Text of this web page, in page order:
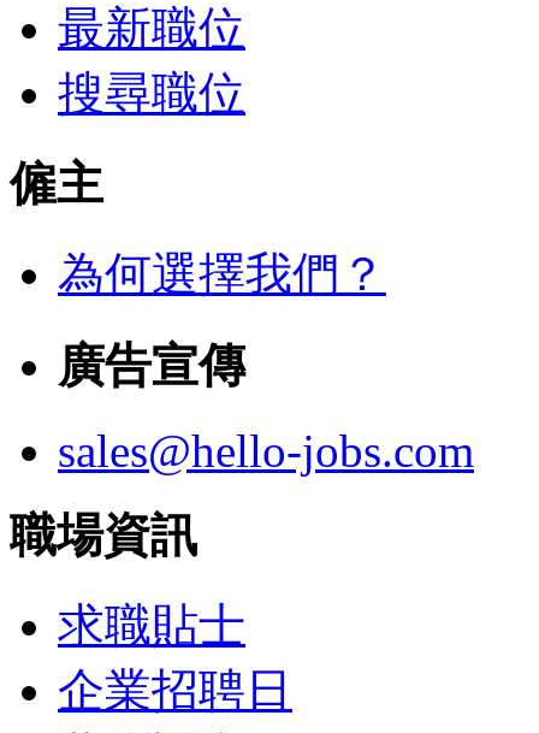
最新職位
搜尋職位
僱主
為何選擇我們？
廣告宣傳
sales@hello-jobs.com
職場資訊
求職貼士
企業招聘日